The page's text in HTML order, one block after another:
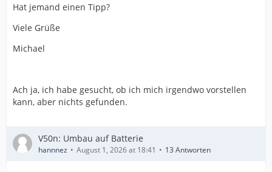
Hat jemand einen Tipp?
Viele Grüße
Michael
Ach ja, ich habe gesucht, ob ich mich irgendwo vorstellen
kann, aber nichts gefunden.
V50n: Umbau auf Batterie
hannnez August 1, 2026 at 18:41 13 Antworten